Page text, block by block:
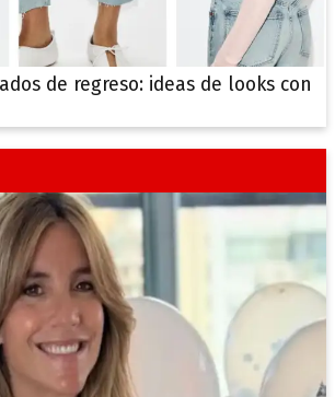
de regreso: ideas de looks con